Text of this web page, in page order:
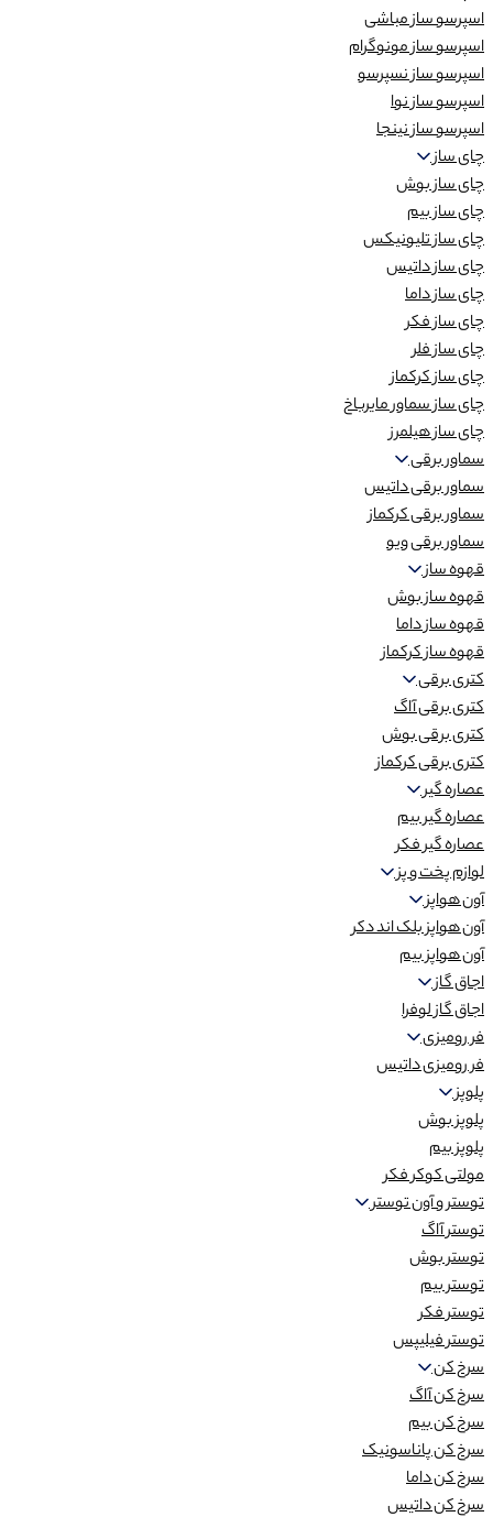
اسپرسو ساز مباشی
اسپرسو ساز مونوگرام
اسپرسو ساز نسپرسو
اسپرسو ساز نوا
اسپرسو ساز نینجا
چای ساز
چای ساز بوش
چای ساز بیم
چای ساز تلیونیکس
چای ساز داتیس
چای ساز داما
چای ساز فکر
چای ساز فلر
چای ساز کرکماز
چای ساز سماور مایرباخ
چای ساز هیلمرز
سماور برقی
سماور برقی داتیس
سماور برقی کرکماز
سماور برقی ویو
قهوه ساز
قهوه ساز بوش
قهوه ساز داما
قهوه ساز کرکماز
کتری برقی
کتری برقی آاگ
کتری برقی بوش
کتری برقی کرکماز
عصاره گیر
عصاره گیر بیم
عصاره گیر فکر
لوازم پخت و پز
آون هواپز
آون هواپز بلک اند دکر
آون هواپز بیم
اجاق گاز
اجاق گاز لوفرا
فر رومیزی
فر رومیزی داتیس
پلوپز
پلوپز بوش
پلوپز بیم
مولتی کوکر فکر
توستر و آون توستر
توستر آاگ
توستر بوش
توستر بیم
توستر فکر
توستر فیلیپس
سرخ کن
سرخ کن آاگ
سرخ کن بیم
سرخ کن پاناسونیک
سرخ کن داما
سرخ کن داتیس